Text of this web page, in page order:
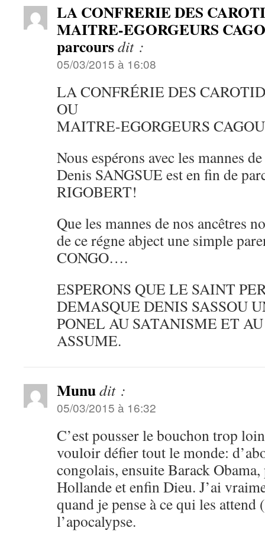
LA CONFRERIE DES
MAITRE-EGORGEURS
parcoursdit :
05/03/2015 à 16:08
LA CONFRÉRIE DES
OU
MAITRE-EGORGEURS
Nous espérons avec les mannes
Denis SANGSUE est en fin de
RIGOBERT!
Que les mannes de nos ancêtres
de ce régne abject une simple
CONGO….
ESPERONS QUE LE SAINT
DEMASQUE DENIS SASSOU
PONEL AU SATANISME ET
ASSUME.
Munudit :
05/03/2015 à 16:32
C’est pousser le bouchon trop
vouloir défier tout le monde:
congolais, ensuite Barack
Hollande et enfin Dieu. J’ai
quand je pense à ce qui les attend
l’apocalypse.